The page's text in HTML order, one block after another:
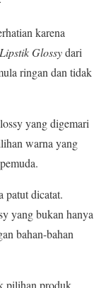
karena
Lipstik Glossydari
ringan dan tidak
yang digemari
warna yang
patut dicatat.
yang bukan hanya
bahan-bahan
pilihan produk